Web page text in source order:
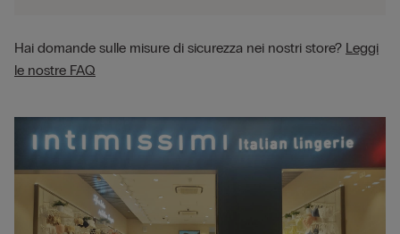
Hai domande sulle misure di sicurezza nei nostri store? Leggi
le nostre FAQ